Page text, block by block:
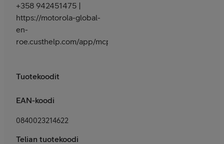
+358 942451475 |
https://motorola-global-
en-
roe.custhelp.com/app/mcp/service
Tuotekoodit
EAN-koodi
0840023214622
Telian tuotekoodi